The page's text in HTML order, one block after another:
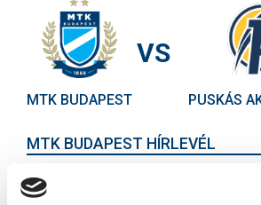
MTK BUDAPEST
VS
PUSKÁS
MTK BUDAPEST HÍRLEVÉL
Ne maradjon le egy eseményről sem!